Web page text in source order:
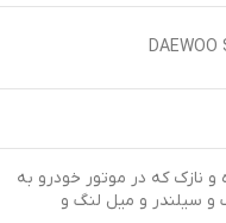
و نازک که در موتور خودرو به
و سیلندر و میل لنگ و